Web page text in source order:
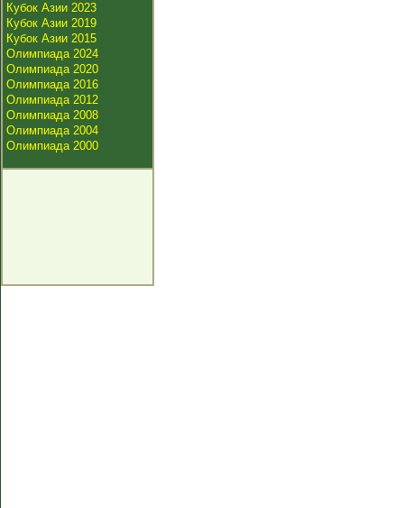
Кубок Азии 2023
Кубок Азии 2019
Кубок Азии 2015
Олимпиада 2024
Олимпиада 2020
Олимпиада 2016
Олимпиада 2012
Олимпиада 2008
Олимпиада 2004
Олимпиада 2000